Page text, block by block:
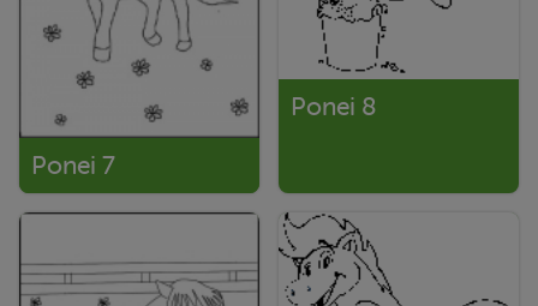
Ponei 7
Ponei 8